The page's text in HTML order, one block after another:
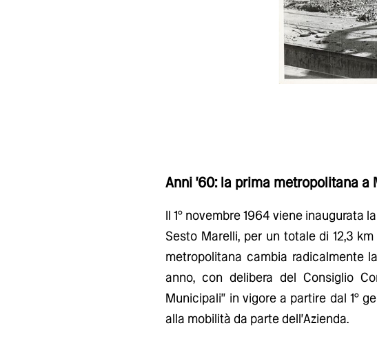
Anni '60: la prima metropolitana a
Il 1° novembre 1964 viene
Sesto Marelli, per un totale di 12,3
metropolitana cambia radicalmente
anno, con delibera del Consiglio
Municipali" in vigore a partire dal 1°
alla mobilità da parte dell'Azienda.